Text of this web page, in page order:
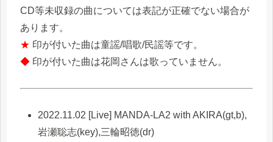
CD等未収録の曲については表記が正確でない場合が
あります。
★ 印が付いた曲は童謡/唱歌/民謡等です。
◆ 印が付いた曲は花岡さんは歌っていません。
2022.11.02 [Live] MANDA-LA2 with AKIRA(gt,b),
岩瀬聡志(key),三輪昭徳(dr)